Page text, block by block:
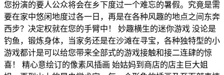
您扮演的要人公众将会在乡下度过一个难忘的暑假。究竟是需
要在家中悠闲地度过各一日，再是在各种风趣的地点之间东奔
西步？决定权就在您的手臂中！ 妙趣横生的迷你游戏 没论是
钓鱼，锻炼身体，当家务还是在沙滩在寻宝，各种独特型的小
游戏都计是可以给您带来全部式的游戏接触和接二连肆的惊
喜！ 精心意绘订的像素风插画 始姑妈到商店的店主巨大姐